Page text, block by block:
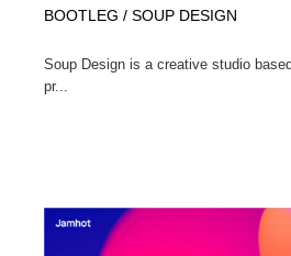
BOOTLEG / SOUP DESIGN
Soup Design is a creative studio
pr...